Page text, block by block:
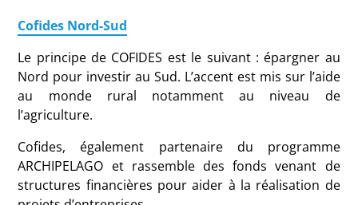
Cofides Nord-Sud
Le principe de COFIDES est le suivant : épargner au
Nord pour investir au Sud. L’accent est mis sur l’aide
au monde rural notamment au niveau de
l’agriculture.
Cofides, également partenaire du programme
ARCHIPELAGO et rassemble des fonds venant de
structures financières pour aider à la réalisation de